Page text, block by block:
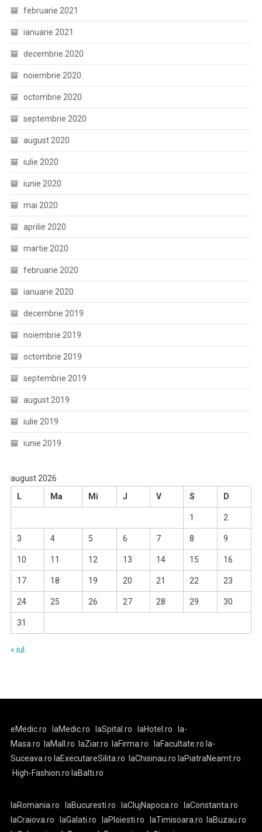
februarie 2021
ianuarie 2021
decembrie 2020
noiembrie 2020
octombrie 2020
septembrie 2020
august 2020
iulie 2020
iunie 2020
mai 2020
aprilie 2020
martie 2020
februarie 2020
ianuarie 2020
decembrie 2019
noiembrie 2019
octombrie 2019
septembrie 2019
august 2019
iulie 2019
iunie 2019
august 2026
L
Ma Mi J V S D
1 2
3 4 5 6 7 8 9
10 11 12 13 14 15 16
17 18 19 20 21 22 23
24 25 26 27 28 29 30
31
« iul.
eMedic.ro laMedic.ro laSpital.ro laHotel.ro
la-
Masa.ro
laMall.ro laZiar.ro laFirma.ro laFacultate.ro la-
Suceava.ro laExecutareSilita.ro laChisinau.ro laPiatraNeamt.ro
High-Fashion.ro laBalti.ro
laRomania.ro laBucuresti.ro laClujNapoca.ro
laConstanta.ro
laCraiova.ro
laGalati.ro laPloiesti.ro laTimisoara.ro
laBuzau.ro